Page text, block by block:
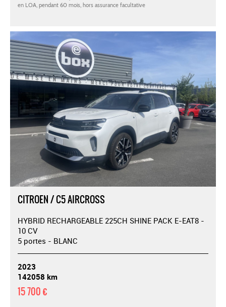
CITROEN / C5 AIRCROSS
HYBRID RECHARGEABLE 225CH SHINE PACK E-EAT8 -
10 CV
5 portes - BLANC
2023
142058 km
15 700 €